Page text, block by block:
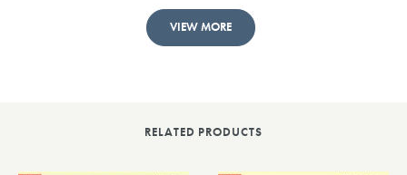
VIEW MORE
RELATED PRODUCTS